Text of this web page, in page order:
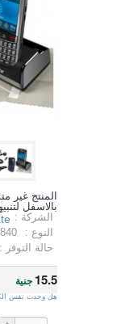
المنتج غير
بالاسفل
الشركة :
النوع :
حالة التوفر :
15.5 جنية
هل وجدت نفس